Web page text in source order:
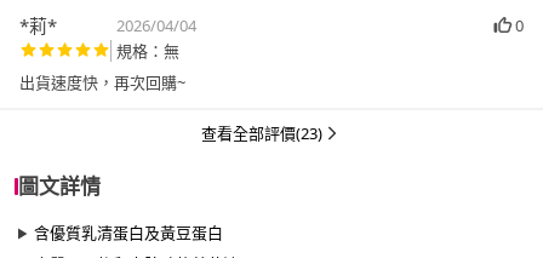
*莉* 2026/04/04
0
規格：無
出貨速度快，再次回購~
查看全部評價(23)
圖文詳情
含優質乳清蛋白及黃豆蛋白